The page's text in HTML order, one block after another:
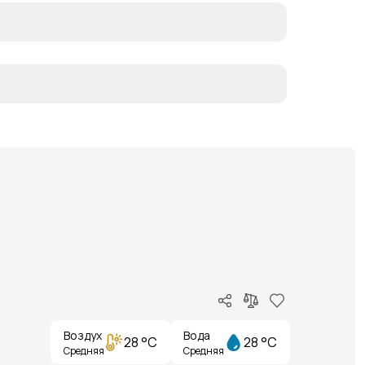
Воздух
Средняя 28 °C Вода
Средняя 28 °C